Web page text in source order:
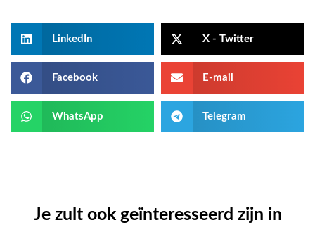
LinkedIn X - Twitter
Facebook E-mail
WhatsApp Telegram
Je zult ook geïnteresseerd zijn in